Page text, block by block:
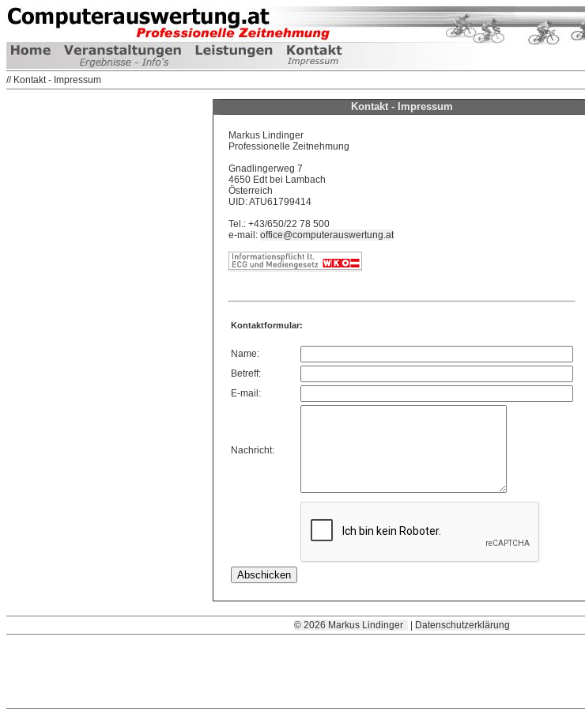
// Kontakt - Impressum
Kontakt - Impressum
Markus Lindinger
Professionelle Zeitnehmung
Gnadlingerweg 7
4650 Edt bei Lambach
Österreich
UID: ATU61799414
Tel.: +43/650/22 78 500
e-mail: office@computerauswertung.at
Kontaktformular:
Name:
Betreff:
E-mail:
Nachricht:
© 2026 Markus Lindinger Datenschutzerklärung